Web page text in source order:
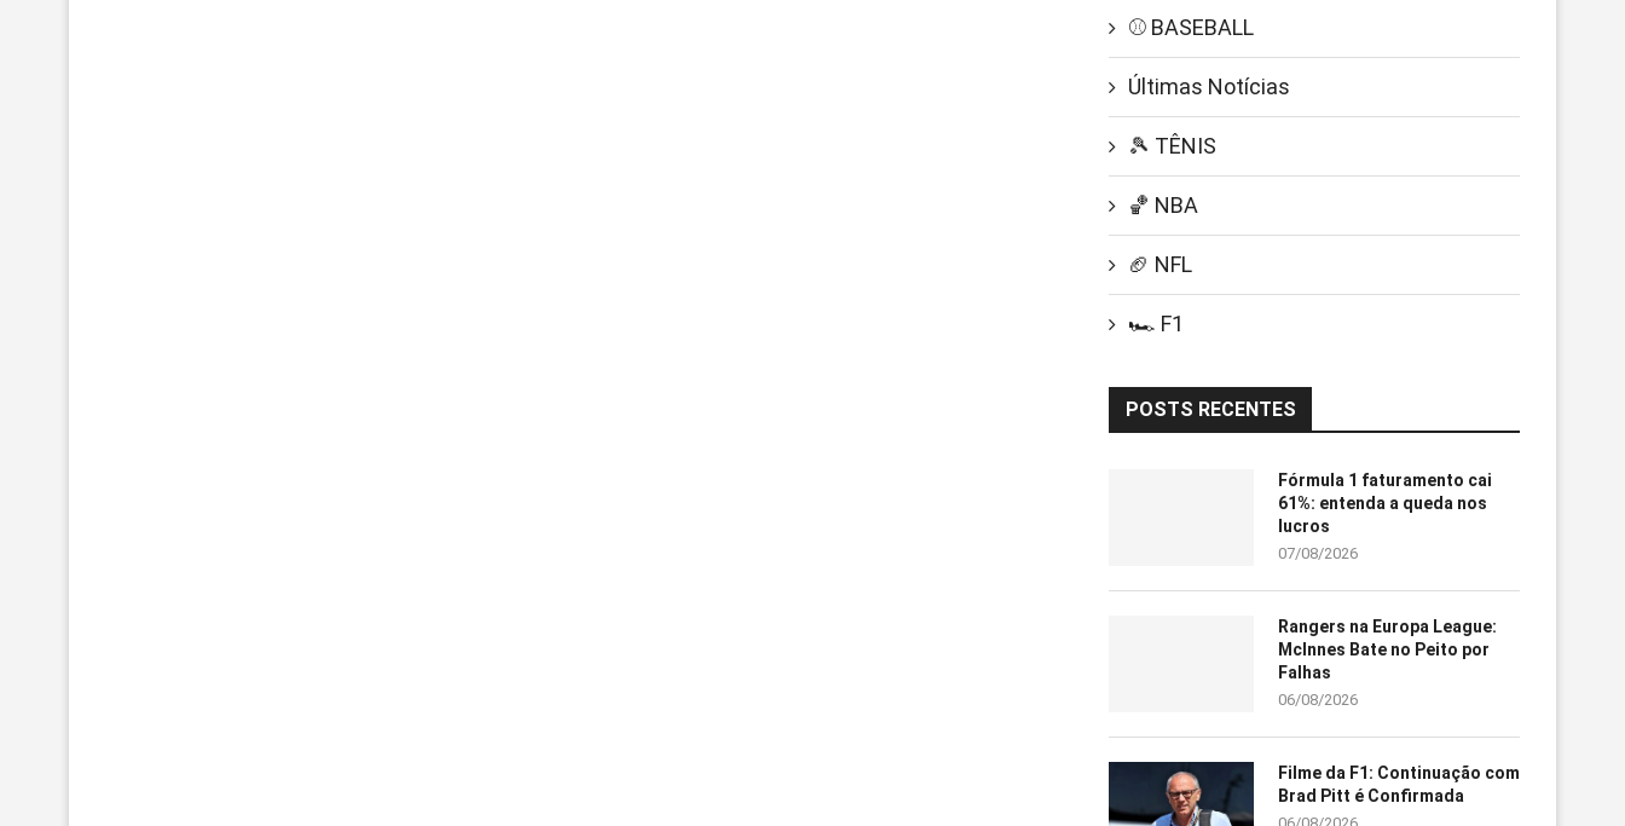
⚾ BASEBALL
Últimas Notícias
🎾 TÊNIS
🏀 NBA
🏈 NFL
🏎️ F1
POSTS RECENTES
Fórmula 1 faturamento cai
61%: entenda a queda nos
lucros
07/08/2026
Rangers na Europa League:
McInnes Bate no Peito por
Falhas
06/08/2026
Filme da F1: Continuação com
Brad Pitt é Confirmada